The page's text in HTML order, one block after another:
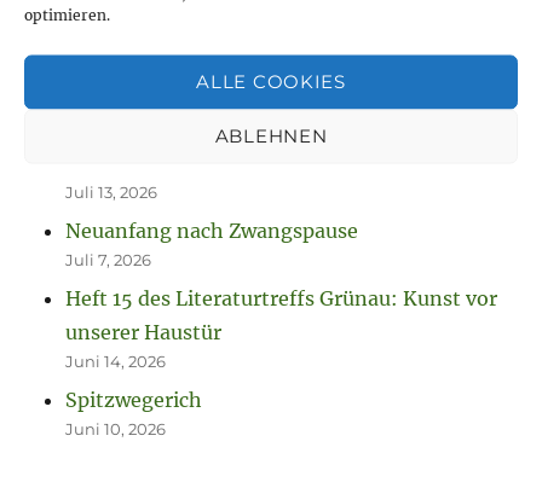
optimieren.
ALLE COOKIES
ABLEHNEN
Neue Projekte und viel zu werkeln
Juli 13, 2026
Neuanfang nach Zwangspause
Juli 7, 2026
Heft 15 des Literaturtreffs Grünau: Kunst vor
unserer Haustür
Juni 14, 2026
Spitzwegerich
Juni 10, 2026